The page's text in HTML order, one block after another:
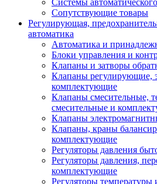
Системы
Сопутствующие товары
Регулирующая,
автоматика
Автоматика и
Блоки управления и
Клапаны и затворы
Клапаны регулирующие,
комплектующие
Клапаны смесительные,
смесительные и
Клапаны
Клапаны, краны
комплектующие
Регуляторы давления
Регуляторы давления,
комплектующие
Регуляторы